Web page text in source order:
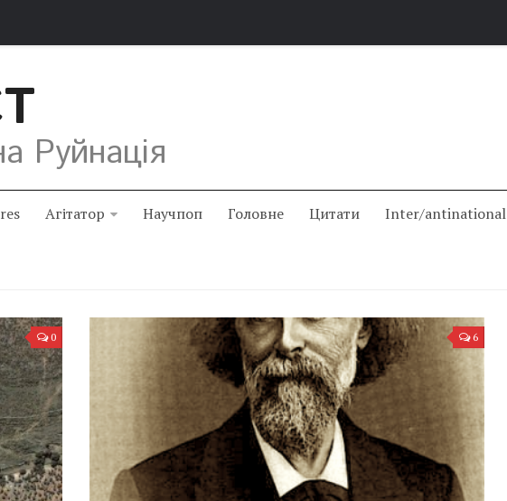
Руйнація
Агітатор Научпоп Головне Цитати Inter/antinational
0 6